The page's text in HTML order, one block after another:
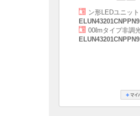
ン形LEDユニット
ELUN43201CNPPN9
00ℓmタイプ非調
ELUN43201CNPPN9